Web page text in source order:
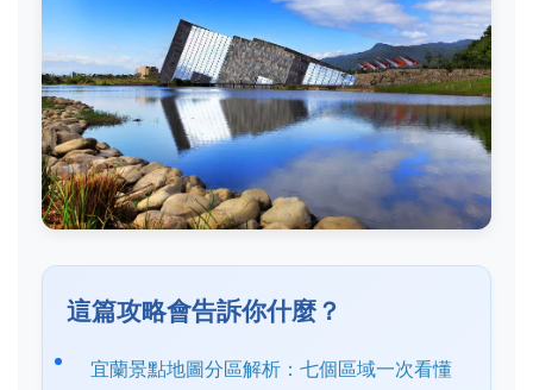
這篇攻略會告訴你什麼？
宜蘭景點地圖分區解析：七個區域一次看懂